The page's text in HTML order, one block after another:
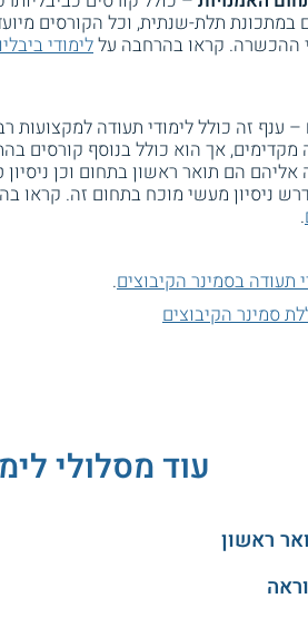
במתכונת תלת-שנתית, וכל הקורסים
ההכשרה. קראו בהרחבה עללימודי
– ענף זה כולל לימודי תעודה
מקדימים, אך הוא כולל בנוסף קורסים
הם תואר ראשון בתחום וכן ניסיון
ניסיון מעשי מוכח בתחום זה. קראו
.
תעודה בסמינר הקיבוצים.
סמינר הקיבוצים
עוד מסלולי
ראשון